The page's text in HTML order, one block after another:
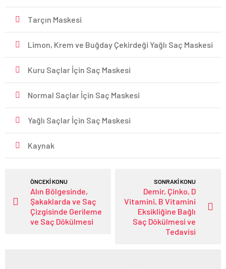
Tarçın Maskesi
Limon, Krem ve Buğday Çekirdeği Yağlı Saç Maskesi
Kuru Saçlar İçin Saç Maskesi
Normal Saçlar İçin Saç Maskesi
Yağlı Saçlar İçin Saç Maskesi
Kaynak
ÖNCEKİ KONU
Alın Bölgesinde,
Şakaklarda ve Saç
Çizgisinde Gerileme
ve Saç Dökülmesi
SONRAKİ KONU
Demir, Çinko, D
Vitamini, B Vitamini
Eksikliğine Bağlı
Saç Dökülmesi ve
Tedavisi